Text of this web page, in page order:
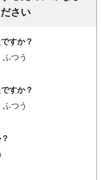
さい
すか？
ふつう
すか？
ふつう